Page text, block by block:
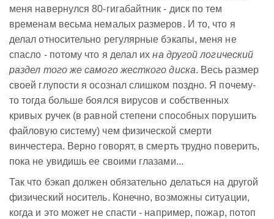
меня навернулся 80-гигабайтник - диск по тем
временам весьма немалых размеров. И то, что я
делал относительно регулярные бэкапы, меня не
спасло - потому что я делал ихна другой логический
раздел того же самого жесткого диска. Весь размер
своей глупости я осознал слишком поздно. Я почему-
то тогда больше боялся вирусов и собственных
кривых ручек (в равной степени способных порушить
файловую систему) чем физической смерти
винчестера. Верно говорят, в смерть трудно поверить,
пока не увидишь ее своими глазами...
Так что бэкап должен обязательно делаться на другой
физический носитель. Конечно, возможны ситуации,
когда и это может не спасти - например, пожар, потоп